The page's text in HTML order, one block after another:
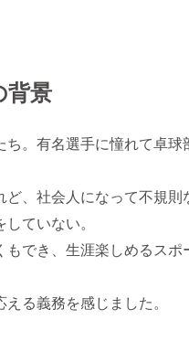
背景
。有名選手に憧れて卓
、社会人になって不規
ていない。
でき、生涯楽しめるスポ
る義務を感じました。